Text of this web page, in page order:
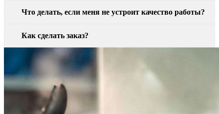
Что делать, если меня не устроит качество работы?
Как сделать заказ?